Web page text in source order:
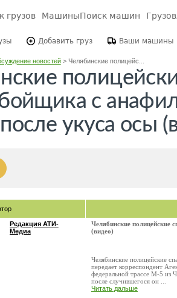
грузов МашиныПоиск машин
Добавить груз Ваши машины
новостей> Челябинские полицейс...
с
укуса осы
Редакция АТИ-
Медиа
Челябинские полицейские
(видео)
Челябинские полицейские
передает корреспондент
федеральной трассе М-5 из
после случившегося он ...
Читать дальше